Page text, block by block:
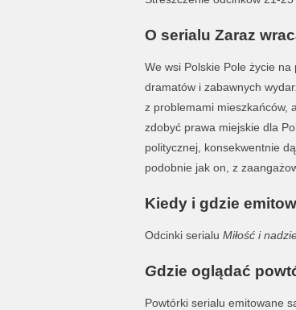
O serialu Zaraz
We wsi Polskie Pole życie
dramatów i zabawnych
z problemami mieszkańców,
zdobyć prawa miejskie dla
politycznej, konsekwentnie
podobnie jak on, z
Kiedy i gdzie
Odcinki serialu Miłość i
Gdzie oglądać
Powtórki serialu emitowane